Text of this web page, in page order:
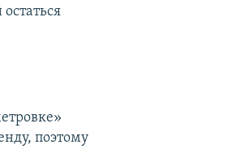
поэтому